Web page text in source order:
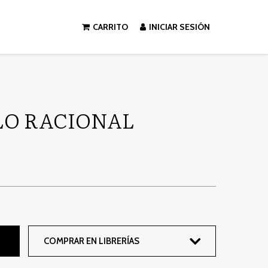
CARRITO INICIAR SESIÓN
RACIONAL
COMPRAR EN LIBRERÍAS